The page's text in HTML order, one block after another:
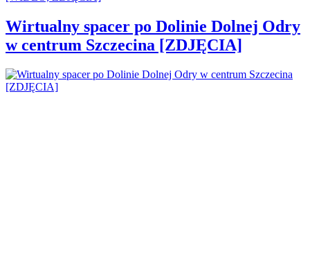
Wirtualny spacer po Dolinie Dolnej Odry
w centrum Szczecina [ZDJĘCIA]